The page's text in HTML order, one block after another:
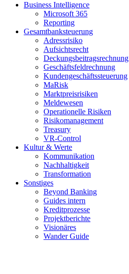
Business Intelligence
Microsoft 365
Reporting
Gesamtbanksteuerung
Adressrisiko
Aufsichtsrecht
Deckungsbeitragsrechnung
Geschäftsfeldrechnung
Kundengeschäftssteuerung
MaRisk
Marktpreisrisiken
Meldewesen
Operationelle Risiken
Risikomanagement
Treasury
VR-Control
Kultur & Werte
Kommunikation
Nachhaltigkeit
Transformation
Sonstiges
Beyond Banking
Guides intern
Kreditprozesse
Projektberichte
Visionäres
Wander Guide